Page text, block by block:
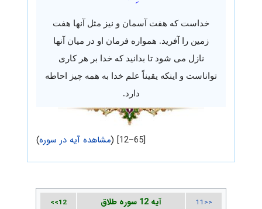
خداست که هفت آسمان و نیز مثل آنها هفت
زمین را آفرید. همواره فرمان او در میان آنها
نازل می شود تا بدانید که خدا بر هر کاری
تواناست و اینکه یقیناً علم خدا به همه چیز احاطه
دارد.
[65–12] ( مشاهده آیه در سوره)
<<11 آیه 12 سوره طلاق 12>>